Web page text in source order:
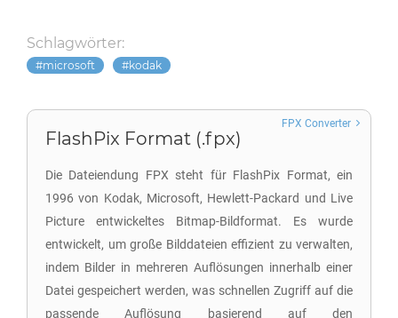
Schlagwörter:
microsoft kodak
FlashPix Format (.fpx)
Die Dateiendung FPX steht für FlashPix Format, ein
1996 von Kodak, Microsoft, Hewlett-Packard und Live
Picture entwickeltes Bitmap-Bildformat. Es wurde
entwickelt, um große Bilddateien effizient zu verwalten,
indem Bilder in mehreren Auflösungen innerhalb einer
Datei gespeichert werden, was schnellen Zugriff auf die
passende Auflösung basierend auf den
FPX Converter